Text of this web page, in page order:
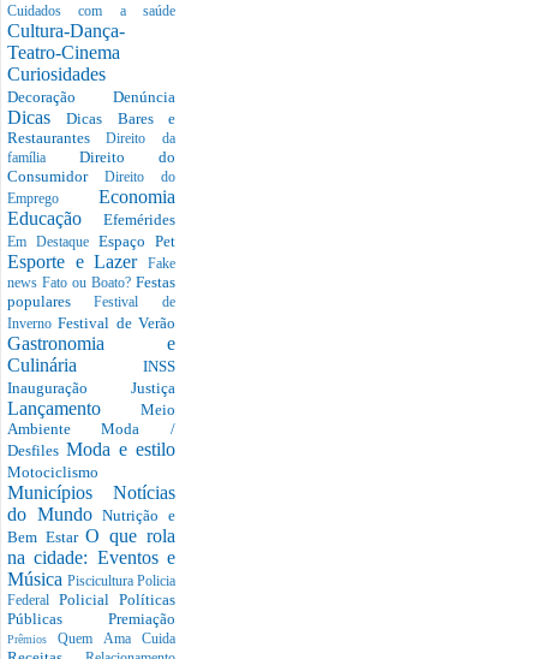
Cuidados com a saúde
Cultura-Dança-
Teatro-Cinema
Curiosidades
Decoração Denúncia
DicasDicas Bares e
RestaurantesDireito da
família Direito do
Consumidor Direito do
Emprego Economia
Educação Efemérides
Em Destaque Espaço Pet
Esporte e Lazer
Fake
news Fato ou Boato? Festas
popularesFestival de
InvernoFestival de Verão
Gastronomia e
Culinária INSS
Inauguração Justiça
Lançamento Meio
AmbienteModa /
Desfiles Moda e estilo
Motociclismo
Municípios Notícias
do MundoNutrição e
Bem EstarO que rola
na cidade: Eventos e
Música Piscicultura Policia
Federal Policial Políticas
Públicas Premiação
PrêmiosQuem Ama Cuida